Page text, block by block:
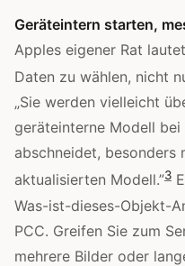
Geräteintern starten,
Apples eigener Rat
Daten zu wählen, nicht
„Sie werden vielleicht
geräteinterne Modell
abschneidet, besonders
aktualisierten Modell.”3
Was-ist-dieses-Objekt-
PCC. Greifen Sie zum
mehrere Bilder oder